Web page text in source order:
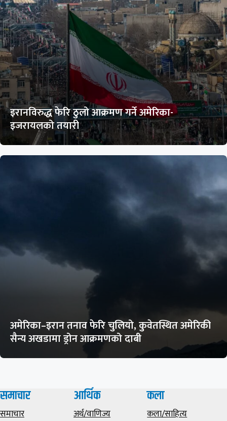
इरानविरुद्ध फेरि ठुलो आक्रमण गर्ने अमेरिका-
इजरायलको तयारी
अमेरिका–इरान तनाव फेरि चुलियो, कुवेतस्थित अमेरिकी
सैन्य अखडामा ड्रोन आक्रमणको दाबी
समाचार
समाचार
आर्थिक
अर्थ/वाणिज्य
कला
कला/साहित्य